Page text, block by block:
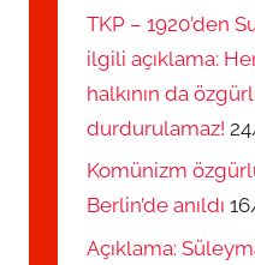
TKP – 1920’den
ilgili açıklama:
halkının da
durdurulamaz!
Komünizm
Berlin’de anıldı
Açıklama: